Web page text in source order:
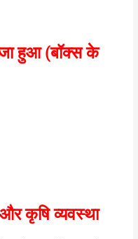
हुआ (बॉक्स के
और कृषि व्यवस्था